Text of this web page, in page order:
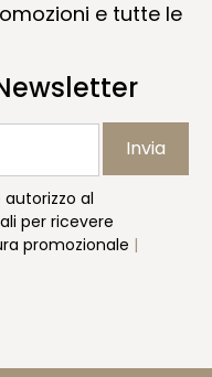
e tutte le
Invia
al
per ricevere
promozionale |